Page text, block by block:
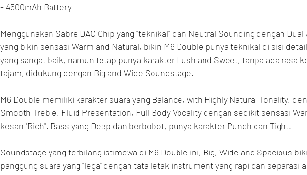
- 4500mAh Battery
Menggunakan Sabre DAC Chip yang "teknikal" dan Neutral Sounding dengan Dual
yang bikin sensasi Warm and Natural, bikin M6 Double punya teknikal di sisi
yang sangat baik, namun tetap punya karakter Lush and Sweet, tanpa ada rasa
tajam, didukung dengan Big and Wide Soundstage.
M6 Double memiliki karakter suara yang Balance, with Highly Natural Tonality,
Smooth Treble, Fluid Presentation, Full Body Vocality dengan sedikit sensasi
kesan "Rich". Bass yang Deep dan berbobot, punya karakter Punch dan Tight.
Soundstage yang terbilang istimewa di M6 Double ini, Big, Wide and Spacious
panggung suara yang "lega" dengan tata letak instrument yang rapi dan separasi